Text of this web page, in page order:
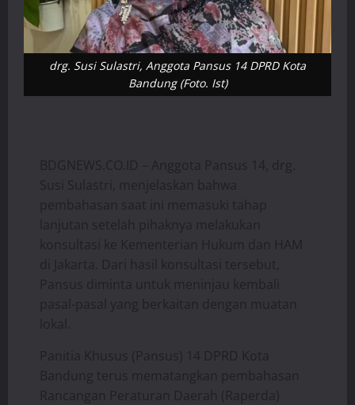
drg. Susi Sulastri, Anggota Pansus 14 DPRD Kota
Bandung (Foto. Ist)
BDGNEWS.CO.ID – Anggota Pansus 14, drg.
Susi Sulastri, menjelaskan bahwa
pembahasan saat ini memasuki tahap
lanjutan setelah pihaknya melakukan
konsultasi ke Kementerian Hukum dan HAM
di Jakarta. Dari hasil konsultasi tersebut,
Pansus diminta untuk meninjau kembali
pasal-pasal yang berkaitan dengan muatan
lokal.
Panitia Khusus (Pansus) 14 DPRD Kota
Bandung terus mematangkan pembahasan
Rancangan Peraturan Daerah (Raperda)